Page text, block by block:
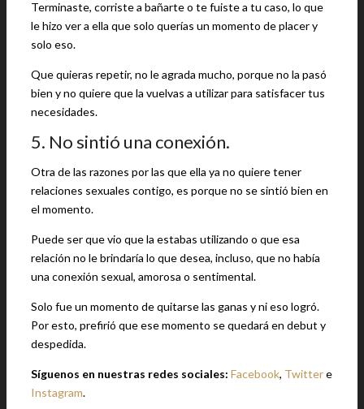
Terminaste, corriste a bañarte o te fuiste a tu caso, lo que
le hizo ver a ella que solo querías un momento de placer y
solo eso.
Que quieras repetir, no le agrada mucho, porque no la pasó
bien y no quiere que la vuelvas a utilizar para satisfacer tus
necesidades.
5. No sintió una conexión.
Otra de las razones por las que ella ya no quiere tener
relaciones sexuales contigo, es porque no se sintió bien en
el momento.
Puede ser que vio que la estabas utilizando o que esa
relación no le brindaría lo que desea, incluso, que no había
una conexión sexual, amorosa o sentimental.
Solo fue un momento de quitarse las ganas y ni eso logró.
Por esto, prefirió que ese momento se quedará en debut y
despedida.
Síguenos en nuestras redes sociales: Facebook, Twittere
Instagram.